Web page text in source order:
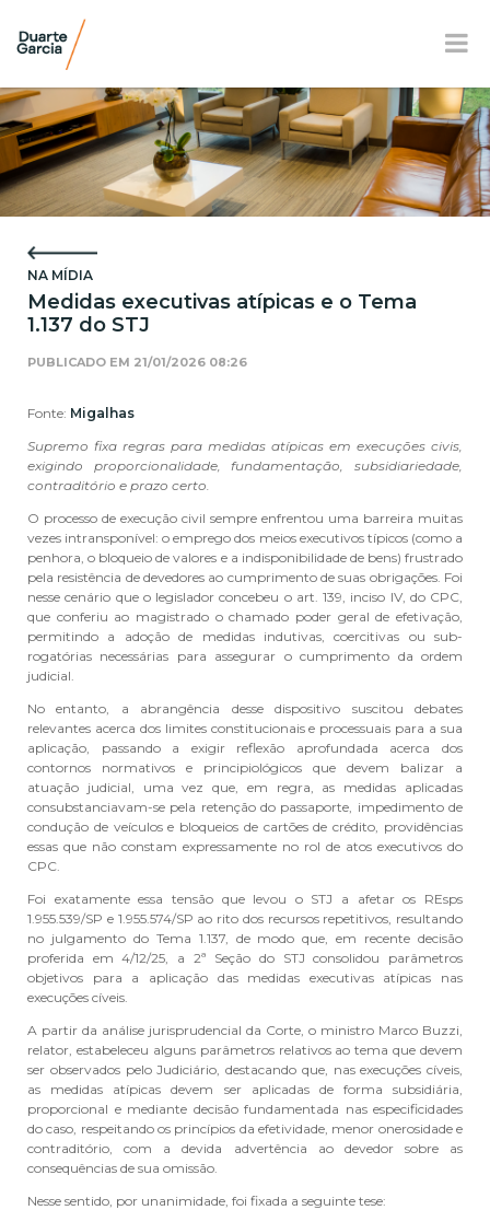
APRESENTAÇÃO
ATUAÇÃO
NOTÍCIAS E E-BOOK
RESPONSABILIDADE SOCIAL
BR EN FR
NA MÍDIA
Medidas executivas atípicas e o Tema
1.137 do STJ
PUBLICADO EM 21/01/2026 08:26
Fonte: Migalhas
Supremo fixa regras para medidas atípicas em execuções civis,
exigindo proporcionalidade, fundamentação, subsidiariedade,
contraditório e prazo certo.
O processo de execução civil sempre enfrentou uma barreira muitas
vezes intransponível: o emprego dos meios executivos típicos (como a
penhora, o bloqueio de valores e a indisponibilidade de bens) frustrado
pela resistência de devedores ao cumprimento de suas obrigações. Foi
nesse cenário que o legislador concebeu o art. 139, inciso IV, do CPC,
que conferiu ao magistrado o chamado poder geral de efetivação,
permitindo a adoção de medidas indutivas, coercitivas ou sub-
rogatórias necessárias para assegurar o cumprimento da ordem
judicial.
No entanto, a abrangência desse dispositivo suscitou debates
relevantes acerca dos limites constitucionais e processuais para a sua
aplicação, passando a exigir reflexão aprofundada acerca dos
contornos normativos e principiológicos que devem balizar a
atuação judicial, uma vez que, em regra, as medidas aplicadas
consubstanciavam-se pela retenção do passaporte, impedimento de
condução de veículos e bloqueios de cartões de crédito, providências
essas que não constam expressamente no rol de atos executivos do
CPC.
Foi exatamente essa tensão que levou o STJ a afetar os REsps
1.955.539/SP e 1.955.574/SP ao rito dos recursos repetitivos, resultando
no julgamento do Tema 1.137, de modo que, em recente decisão
proferida em 4/12/25, a 2ª Seção do STJ consolidou parâmetros
objetivos para a aplicação das medidas executivas atípicas nas
execuções cíveis.
A partir da análise jurisprudencial da Corte, o ministro Marco Buzzi,
relator, estabeleceu alguns parâmetros relativos ao tema que devem
ser observados pelo Judiciário, destacando que, nas execuções cíveis,
as medidas atípicas devem ser aplicadas de forma subsidiária,
proporcional e mediante decisão fundamentada nas especificidades
do caso, respeitando os princípios da efetividade, menor onerosidade e
contraditório, com a devida advertência ao devedor sobre as
consequências de sua omissão.
Nesse sentido, por unanimidade, foi fixada a seguinte tese: